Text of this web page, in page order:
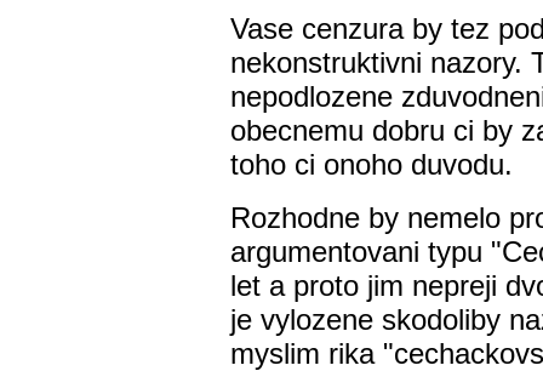
Vase cenzura by tez
nekonstruktivni nazory.
nepodlozene
obecnemu dobru ci by
toho ci onoho duvodu.
Rozhodne by nemelo
argumentovani typu
let a proto jim nepreji
je vylozene skodoliby
myslim rika